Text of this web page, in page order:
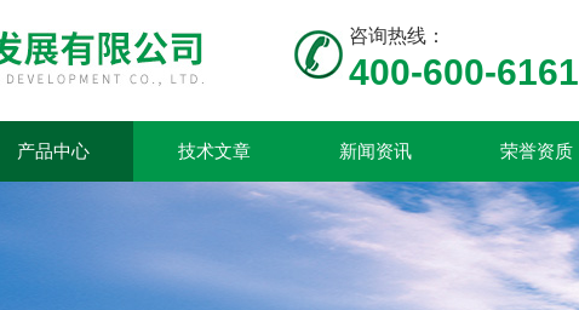
咨询热线：
400-600-6161
产品中心 技术文章 新闻资讯 荣誉资质